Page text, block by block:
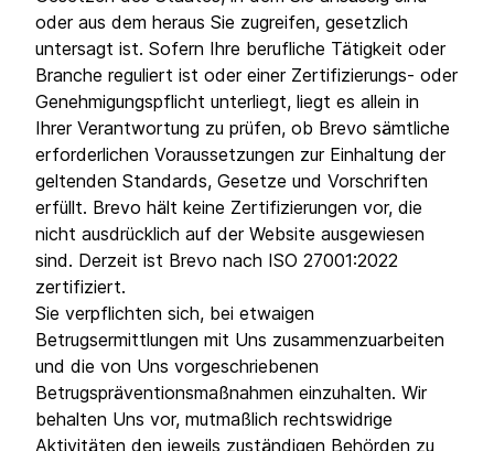
oder aus dem heraus Sie zugreifen, gesetzlich
untersagt ist. Sofern Ihre berufliche Tätigkeit oder
Branche reguliert ist oder einer Zertifizierungs- oder
Genehmigungspflicht unterliegt, liegt es allein in
Ihrer Verantwortung zu prüfen, ob Brevo sämtliche
erforderlichen Voraussetzungen zur Einhaltung der
geltenden Standards, Gesetze und Vorschriften
erfüllt. Brevo hält keine Zertifizierungen vor, die
nicht ausdrücklich auf der Website ausgewiesen
sind. Derzeit ist Brevo nach ISO 27001:2022
zertifiziert.
Sie verpflichten sich, bei etwaigen
Betrugsermittlungen mit Uns zusammenzuarbeiten
und die von Uns vorgeschriebenen
Betrugspräventionsmaßnahmen einzuhalten. Wir
behalten Uns vor, mutmaßlich rechtswidrige
Aktivitäten den jeweils zuständigen Behörden zu